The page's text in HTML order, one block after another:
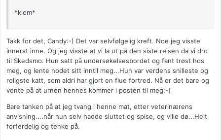
*klem*
Takk for det, Candy:-) Det var selvfølgelig kreft. Noe jeg visste
innerst inne. Og jeg visste at vi la ut på den siste reisen da vi dro
til Skedsmo. Hun satt på undersøkelsesbordet og fant trøst hos
meg, og lente hodet sitt inntil meg...Hun var verdens snilleste og
roligste katt, som aldri har gjort en flue fortred. Nå er det bare og
vente på at urnen hennes kommer i posten til meg:-(
Bare tanken på at jeg tvang i henne mat, etter veterinærens
anvisning....når hun selv hadde sluttet og spise, og ville dø...Helt
forferdelig og tenke på.